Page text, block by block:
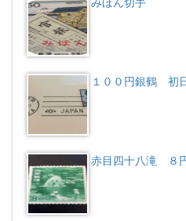
１００円銀鶴 初
赤目四十八滝 ８